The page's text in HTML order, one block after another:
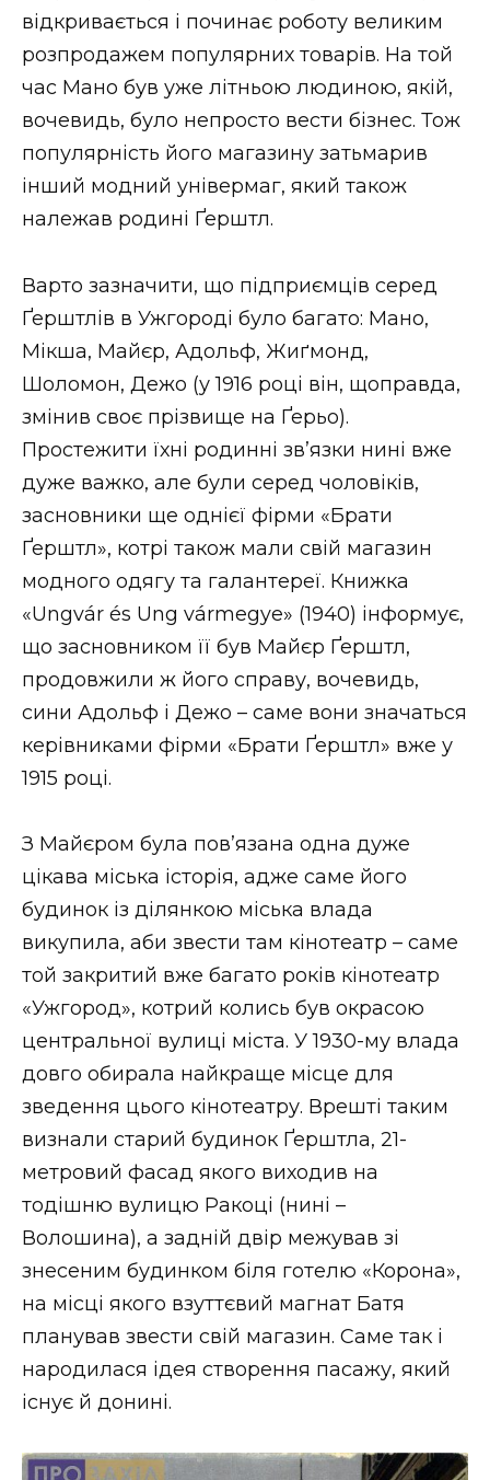
відкривається і починає роботу великим
розпродажем популярних товарів. На той
час Мано був уже літньою людиною, якій,
вочевидь, було непросто вести бізнес. Тож
популярність його магазину затьмарив
інший модний універмаг, який також
належав родині Ґерштл.
Варто зазначити, що підприємців серед
Ґерштлів в Ужгороді було багато: Мано,
Мікша, Майєр, Адольф, Жиґмонд,
Шоломон, Дежо (у 1916 році він, щоправда,
змінив своє прізвище на Ґерьо).
Простежити їхні родинні зв’язки нині вже
дуже важко, але були серед чоловіків,
засновники ще однієї фірми «Брати
Ґерштл», котрі також мали свій магазин
модного одягу та галантереї. Книжка
«Ungvár és Ung vármegye» (1940) інформує,
що засновником її був Майєр Ґерштл,
продовжили ж його справу, вочевидь,
сини Адольф і Дежо – саме вони значаться
керівниками фірми «Брати Ґерштл» вже у
1915 році.
З Майєром була пов’язана одна дуже
цікава міська історія, адже саме його
будинок із ділянкою міська влада
викупила, аби звести там кінотеатр – саме
той закритий вже багато років кінотеатр
«Ужгород», котрий колись був окрасою
центральної вулиці міста. У 1930-му влада
довго обирала найкраще місце для
зведення цього кінотеатру. Врешті таким
визнали старий будинок Ґерштла, 21-
метровий фасад якого виходив на
тодішню вулицю Ракоці (нині –
Волошина), а задній двір межував зі
знесеним будинком біля готелю «Корона»,
на місці якого взуттєвий магнат Батя
планував звести свій магазин. Саме так і
народилася ідея створення пасажу, який
існує й донині.